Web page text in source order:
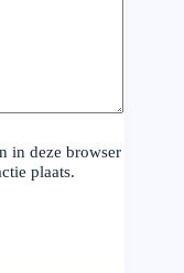
in deze browser
plaats.